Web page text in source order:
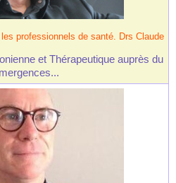
professionnels de santé. Drs Claude
et Thérapeutique auprès du